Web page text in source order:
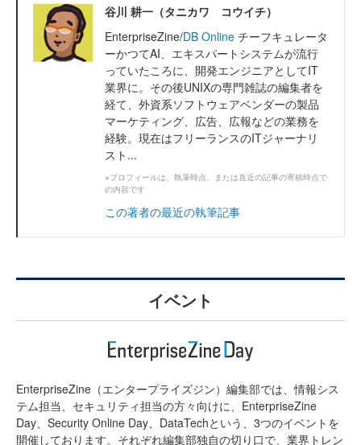
谷川 耕一（タニカワ コウイチ）
EnterpriseZine/DB Online チーフキュレータ
ーかつてAI、エキスパートシステムが流行
っていたころに、開発エンジニアとしてIT
業界に。その後UNIXの専門雑誌の編集者を
経て、外資系ソフトウェアベンダーの製品
マーケティング、広告、広報などの業務を
経験。現在はフリーランスのITジャーナリ
スト...
※プロフィールは、執筆時点、または直近の記事の寄稿時点で
の内容です
この著者の最近の執筆記事
イベント
EnterpriseZine（エンタープライズジン）編集部では、情報シス
テム担当、セキュリティ担当の方々向けに、EnterpriseZine
Day、Security Online Day、DataTechという、3つのイベントを
開催しております。それぞれ編集部独自の切り口で、業界トレン